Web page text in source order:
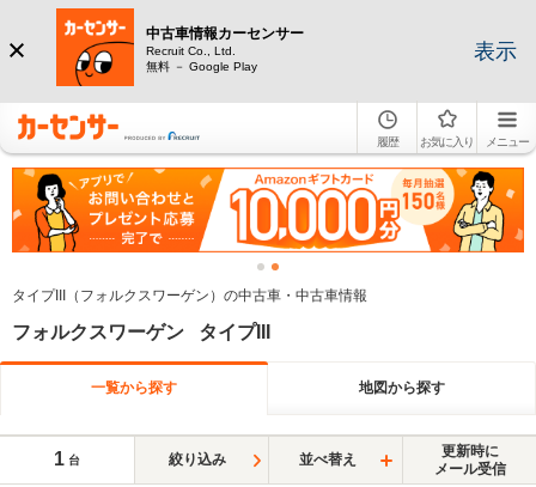
中古車情報カーセンサー
Recruit Co., Ltd.
無料 － Google Play
表示
履歴 お気に入り メニュー
タイプIII（フォルクスワーゲン）の中古車・中古車情報
フォルクスワーゲン タイプIII
一覧から探す 地図から探す
1 台 絞り込み 並べ替え
更新時に
メール受信